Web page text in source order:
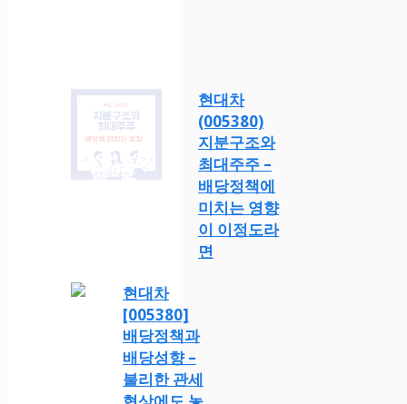
현대차
(005380)
지분구조와
최대주주 –
배당정책에
미치는 영향
이 이정도라
면
현대차
[005380]
배당정책과
배당성향 –
불리한 관세